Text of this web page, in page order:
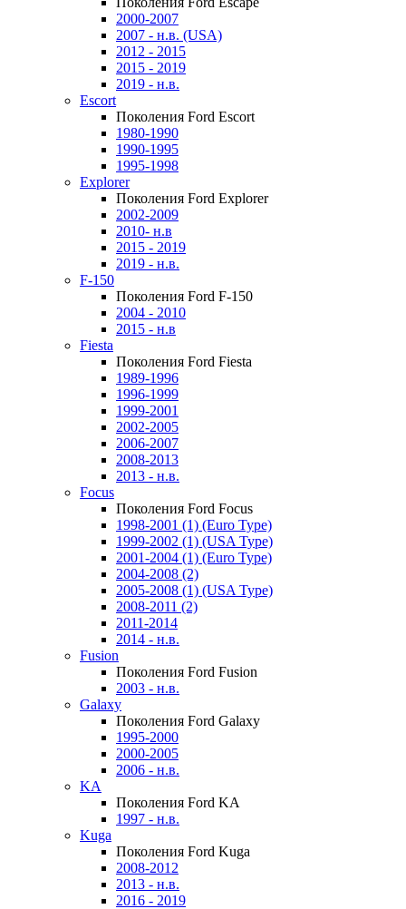
2000-2007
2007 - н.в. (USA)
2012 - 2015
2015 - 2019
2019 - н.в.
Escort
Поколения Ford Escort
1980-1990
1990-1995
1995-1998
Explorer
Поколения Ford Explorer
2002-2009
2010- н.в
2015 - 2019
2019 - н.в.
F-150
Поколения Ford F-150
2004 - 2010
2015 - н.в
Fiesta
Поколения Ford Fiesta
1989-1996
1996-1999
1999-2001
2002-2005
2006-2007
2008-2013
2013 - н.в.
Focus
Поколения Ford Focus
1998-2001 (1) (Euro Type)
1999-2002 (1) (USA Type)
2001-2004 (1) (Euro Type)
2004-2008 (2)
2005-2008 (1) (USA Type)
2008-2011 (2)
2011-2014
2014 - н.в.
Fusion
Поколения Ford Fusion
2003 - н.в.
Galaxy
Поколения Ford Galaxy
1995-2000
2000-2005
2006 - н.в.
KA
Поколения Ford KA
1997 - н.в.
Kuga
Поколения Ford Kuga
2008-2012
2013 - н.в.
2016 - 2019